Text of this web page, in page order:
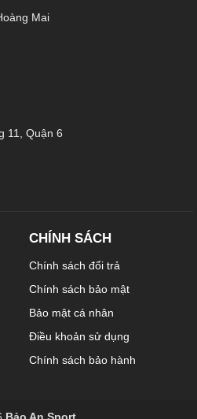
Mai
11, Quận 6
CHÍNH SÁCH
Chính sách đổi trả
Chính sách bảo mật
Bảo mật cá nhân
Điều khoản sử dụng
Chính sách bảo hành
Bảo An Sport